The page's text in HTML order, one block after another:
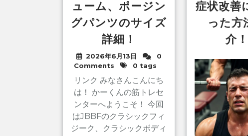
ューム、ポージン
グパンツのサイズ
詳細！
2026年6月13日
0
Comments
0 tags
リンク みなさんこんにち
は！ かーくんの筋トレセ
ンターへようこそ！ 今回
はJBBFのクラシックフィ
ジーク、クラシックボディ
症状改善
った方
介！